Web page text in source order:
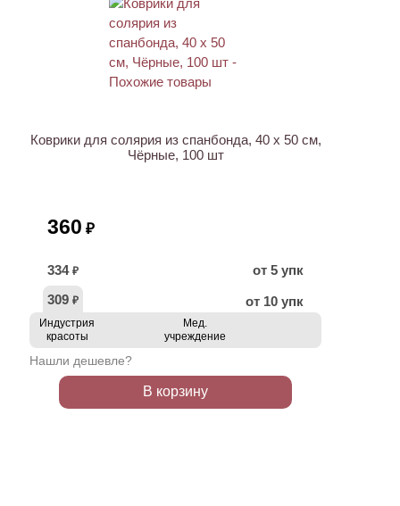
Коврики для солярия из спанбонда, 40 х 50 см,
Чёрные, 100 шт
360 ₽
334 ₽
от 5 упк
309 ₽ от 10 упк
Индустрия
красоты
Мед.
учреждение
Нашли дешевле?
В корзину